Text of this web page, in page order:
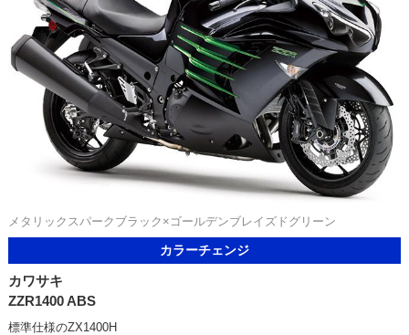
メタリックスパークブラック×ゴールデンブレイズドグリーン
カラーチェンジ
カワサキ
ZZR1400 ABS
標準仕様のZX1400H